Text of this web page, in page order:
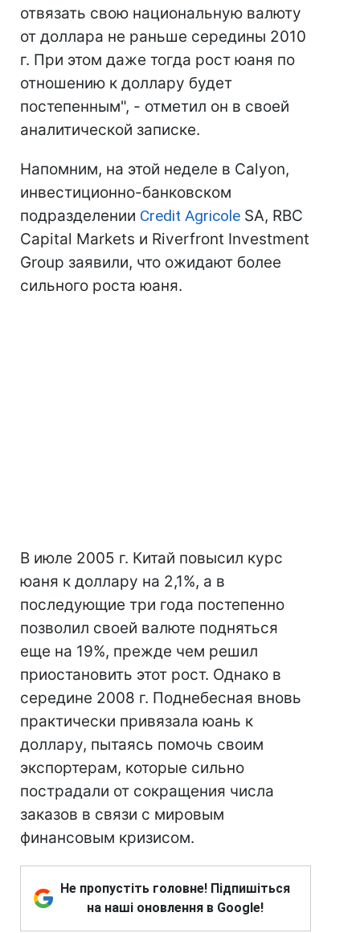
отвязать свою национальную валюту
от доллара не раньше середины 2010
г. При этом даже тогда рост юаня по
отношению к доллару будет
постепенным", - отметил он в своей
аналитической записке.
Напомним, на этой неделе в Calyon,
инвестиционно-банковском
подразделении Credit Agricole SA, RBC
Capital Markets и Riverfront Investment
Group заявили, что ожидают более
сильного роста юаня.
В июле 2005 г. Китай повысил курс
юаня к доллару на 2,1%, а в
последующие три года постепенно
позволил своей валюте подняться
еще на 19%, прежде чем решил
приостановить этот рост. Однако в
середине 2008 г. Поднебесная вновь
практически привязала юань к
доллару, пытаясь помочь своим
экспортерам, которые сильно
пострадали от сокращения числа
заказов в связи с мировым
финансовым кризисом.
Не пропустіть головне! Підпишіться
на наші оновлення в Google!